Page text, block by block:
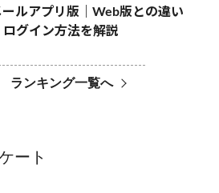
ールアプリ版｜Web版との違い
ログイン方法を解説
ランキング一覧へ
ート